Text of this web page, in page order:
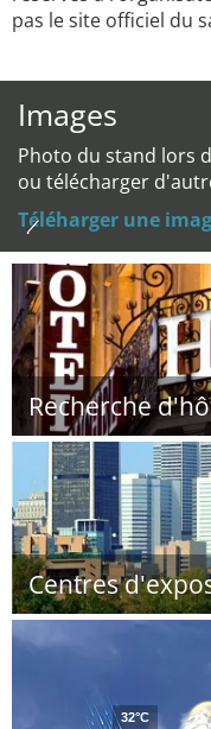
pas le site officiel du
Images
Photo du stand lors
ou télécharger
Téléharger une
Recherche
Centres
32°C